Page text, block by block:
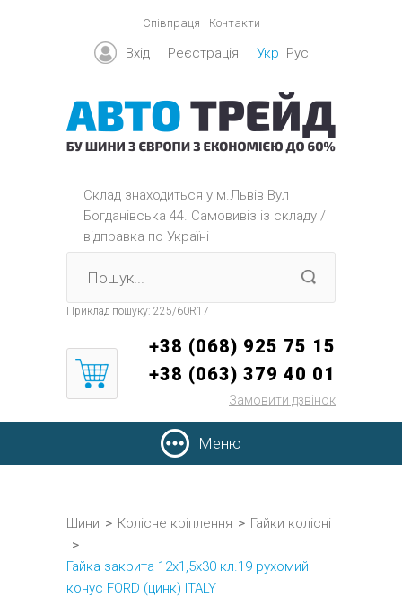
Співпраця Контакти
Вхід Реєстрація Укр Рус
Склад знаходиться y м.Львів Вул
Богданівська 44. Самовивіз із складу /
відправка по Україні
Приклад пошуку: 225/60R17
+38 (068) 925 75 15
+38 (063) 379 40 01
Замовити дзвінок
Меню
Шини > Колісне кріплення > Гайки колісні
>
Гайка закрита 12х1,5х30 кл.19 рухомий
конус FORD (цинк) ITALY